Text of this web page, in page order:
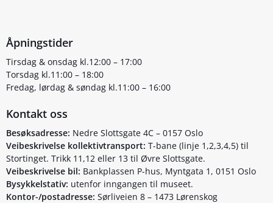
Åpningstider
Tirsdag & onsdag kl.12:00 – 17:00
Torsdag kl.11:00 – 18:00
Fredag, lørdag & søndag kl.11:00 – 16:00
Kontakt oss
Besøksadresse: Nedre Slottsgate 4C – 0157 Oslo
Veibeskrivelse kollektivtransport: T-bane (linje 1,2,3,4,5) til
Stortinget. Trikk 11,12 eller 13 til Øvre Slottsgate.
Veibeskrivelse bil: Bankplassen P-hus, Myntgata 1, 0151 Oslo
Bysykkelstativ: utenfor inngangen til museet.
Kontor-/postadresse: Sørliveien 8 – 1473 Lørenskog